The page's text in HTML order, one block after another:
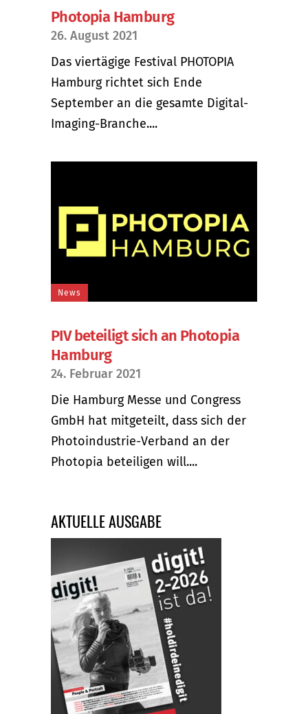
Photopia Hamburg
26. August 2021
Das viertägige Festival PHOTOPIA
Hamburg richtet sich Ende
September an die gesamte Digital-
Imaging-Branche....
News
PIV beteiligt sich an Photopia
Hamburg
24. Februar 2021
Die Hamburg Messe und Congress
GmbH hat mitgeteilt, dass sich der
Photoindustrie-Verband an der
Photopia beteiligen will....
AKTUELLE AUSGABE